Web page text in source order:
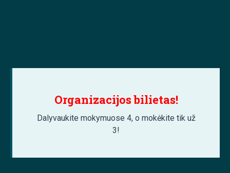
Organizacijos bilietas!
Dalyvaukite mokymuose 4, o mokėkite tik už
3!